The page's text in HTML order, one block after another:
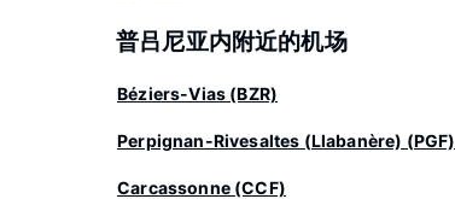
普吕尼亚内附近的机场
Béziers-Vias (BZR)
Perpignan-Rivesaltes (Llabanère) (PGF)
Carcassonne (CCF)